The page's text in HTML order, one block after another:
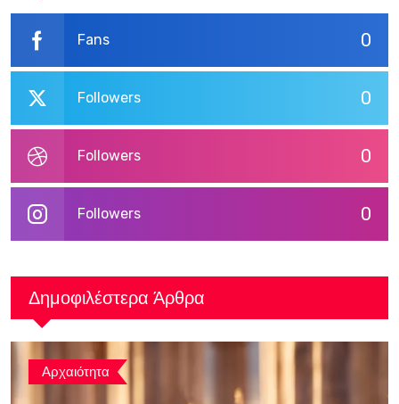
0
Fans
0
Followers
0
Followers
0
Followers
Δημοφιλέστερα Άρθρα
Αρχαιότητα